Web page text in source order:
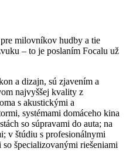
milovníkov hudby a tie
– to je poslaním Focalu už
a dizajn, sú zjavením a
najvyššej kvality z
s akustickými a
systémami domáceho kina
so súpravami do auta; na
v štúdiu s profesionálnymi
špecializovanými riešeniami